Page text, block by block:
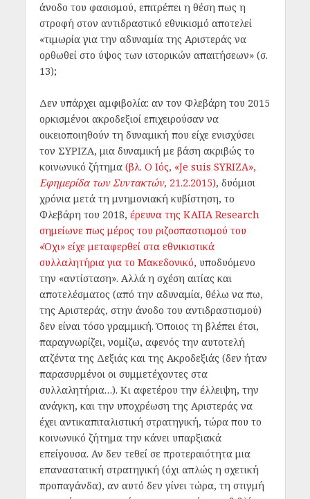
άνοδο του φασισμού, επιτρέπει η θέση πως η
στροφή στον αντιδραστικό εθνικισμό αποτελεί
«τιμωρία για την αδυναμία της Αριστεράς να
ορθωθεί στο ύψος των ιστορικών απαιτήσεων» (σ.
13);
Δεν υπάρχει αμφιβολία: αν τον Φλεβάρη του 2015
ορκισμένοι ακροδεξιοί επιχειρούσαν να
οικειοποιηθούν τη δυναμική που είχε ενισχύσει
τον ΣΥΡΙΖΑ, μια δυναμική με βάση ακριβώς το
κοινωνικό ζήτημα (βλ. Ο Ιός, «Je suis SYRIZA»,
Εφημερίδα των Συντακτών, 21.2.2015), δυόμισι
χρόνια μετά τη μνημονιακή κυβίστηση, το
Φλεβάρη του 2018, έρευνα της ΚΑΠΑ Research
σημείωνε πως μέρος του ριζοσπαστισμού του
«Όχι» είχε μεταφερθεί στα εθνικιστικά
συλλαλητήρια για το Μακεδονικό, υποδυόμενο
την «αντίσταση». Αλλά η σχέση αιτίας και
αποτελέσματος (από την αδυναμία, θέλω να πω,
της Αριστεράς, στην άνοδο του αντιδραστισμού)
δεν είναι τόσο γραμμική. Όποιος τη βλέπει έτσι,
παραγνωρίζει, νομίζω, αφενός την αυτοτελή
ατζέντα της Δεξιάς και της Ακροδεξιάς (δεν ήταν
παρασυρμένοι οι συμμετέχοντες στα
συλλαλητήρια…). Κι αφετέρου την έλλειψη, την
ανάγκη, και την υποχρέωση της Αριστεράς να
έχει αντικαπιταλιστική στρατηγική, τώρα που το
κοινωνικό ζήτημα την κάνει υπαρξιακά
επείγουσα. Αν δεν τεθεί σε προτεραιότητα μια
επαναστατική στρατηγική (όχι απλώς η σχετική
προπαγάνδα), αν αυτό δεν γίνει τώρα, τη στιγμή